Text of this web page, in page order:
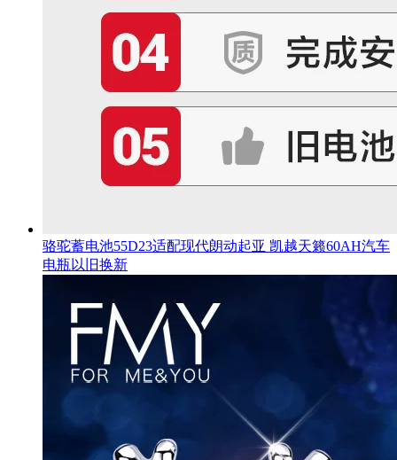
骆驼蓄电池55D23适配现代朗动起亚 凯越天籁60AH汽车
电瓶以旧换新